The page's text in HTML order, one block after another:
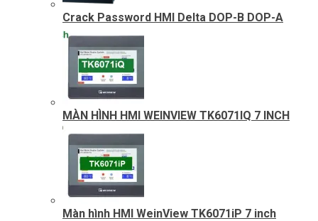
Crack Password HMI Delta DOP-B DOP-A
MÀN HÌNH HMI WEINVIEW TK6071IQ 7 INCH
Màn hình HMI WeinView TK6071iP 7 inch